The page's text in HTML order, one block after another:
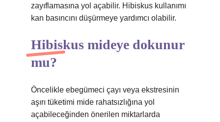
zayıflamasına yol açabilir. Hibiskus kullanımı
kan basıncını düşürmeye yardımcı olabilir.
Hibiskus mideye dokunur
mu?
Öncelikle ebegümeci çayı veya ekstresinin
aşırı tüketimi mide rahatsızlığına yol
açabileceğinden önerilen miktarlarda